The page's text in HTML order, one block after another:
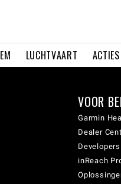
LUCHTVAART ACTIES
VOOR
Garmin
Dealer
Developers
inReach